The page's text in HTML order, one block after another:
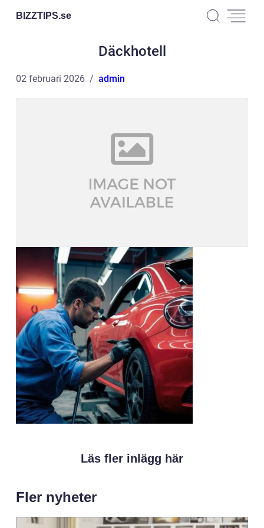
BIZZTIPS.se
Däckhotell
02 februari 2026 admin
Läs fler inlägg här
Fler nyheter